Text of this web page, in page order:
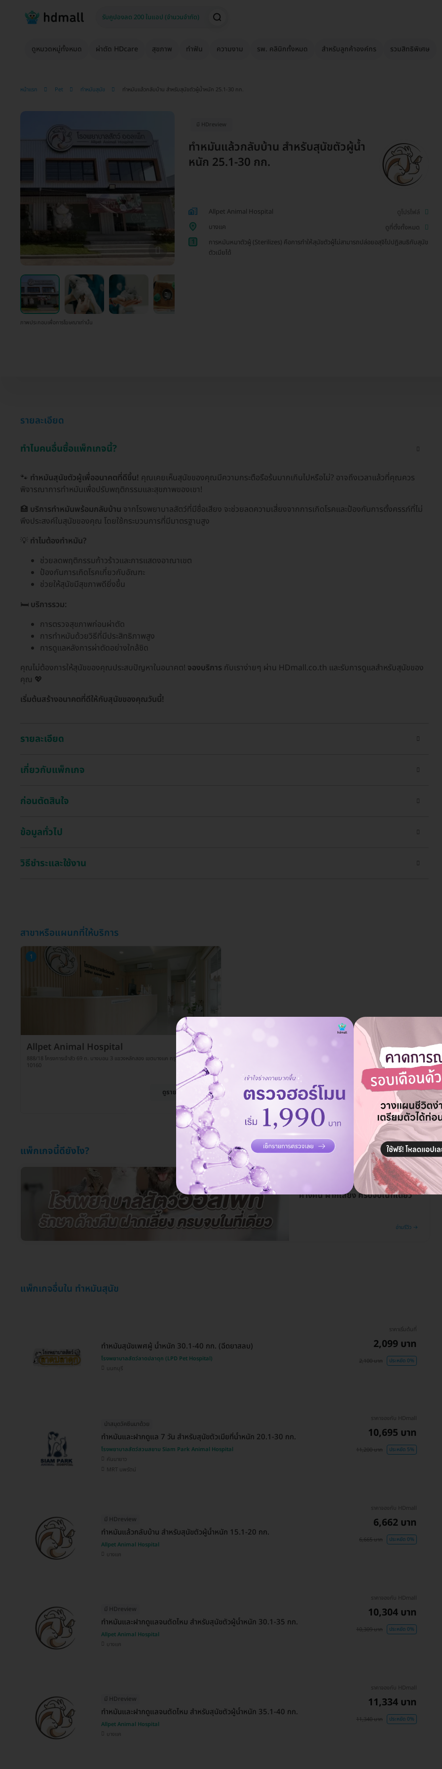
ดูหมวดหมู่ทั้งหมด ผ่าตัด HDcare สุขภาพ ทำฟัน ความงาม รพ. คลินิกทั้งหมด สำหรับลูกค้าองค์กร รวมสิทธิพิเศษ
หน้าแรก Pet ทำหมันสุนัข ทำหมันแล้วกลับบ้าน สำหรับสุนัขตัวผู้น้ำหนัก 25.1-30 กก.
ภาพประกอบเพื่อการโฆษณาเท่านั้น
มี HDreview
ทำหมันแล้วกลับบ้าน สำหรับสุนัขตัวผู้น้ำ
หนัก 25.1-30 กก.
Allpet Animal Hospital
ดูโปรไฟล์
บางแค
ดูที่ตั้งทั้งหมด
1
การหมันหมาตัวผู้ (Sterilizes) คือการทำให้สุนัขตัวผู้ไม่สามารถปล่อยอสุจิไปปฏิสนธิกับสุนัข
ตัวเมียได้
รายละเอียด
ทำไมคนอื่นซื้อแพ็กเกจนี้?
🐾 ทำหมันสุนัขตัวผู้เพื่ออนาคตที่ดีขึ้น! คุณเคยเห็นสุนัขของคุณมีความกระตือรือร้นมากเกินไปหรือไม่? อาจถึงเวลาแล้วที่คุณควร
พิจารณาการทำหมันเพื่อปรับพฤติกรรมและสุขภาพของเขา!
🏥 บริการทำหมันพร้อมกลับบ้าน จากโรงพยาบาลสัตว์ที่มีชื่อเสียง จะช่วยลดความเสี่ยงจากการเกิดโรคและป้องกันการตั้งครรภ์ที่ไม่
พึงประสงค์ในสุนัขของคุณ โดยใช้กระบวนการที่มีมาตรฐานสูง
💡 ทำไมต้องทำหมัน?
ช่วยลดพฤติกรรมก้าวร้าวและการแสดงอาณาเขต
ป้องกันการเกิดโรคเกี่ยวกับอัณฑะ
ช่วยให้สุนัขมีสุขภาพดียิ่งขึ้น
🛏️ บริการรวม:
การตรวจสุขภาพก่อนผ่าตัด
การทำหมันด้วยวิธีที่มีประสิทธิภาพสูง
การดูแลหลังการผ่าตัดอย่างใกล้ชิด
คุณไม่ต้องการให้สุนัขของคุณประสบปัญหาในอนาคต! จองบริการ กับเราง่ายๆ ผ่าน HDmall.co.th และรับการดูแลสำหรับสุนัขของ
คุณ 💖
เริ่มต้นสร้างอนาคตที่ดีให้กับสุนัขของคุณวันนี้!
รายละเอียด
เกี่ยวกับแพ็กเกจ
ก่อนตัดสินใจ
ข้อมูลทั่วไป
วิธีชำระและใช้งาน
สาขาหรือแผนกที่ให้บริการ
1
Allpet Animal Hospital
888/18 โครงการเจ้าสัว 69 ถ. บางบอน 3 แขวงหลักสอง เขตบางแค กรุงเทพมหานคร
10160
ดูรายละเอียด
แพ็กเกจนี้ดียังไง?
รีวิว โรงพยาบาลสัตว์ออลเพ็ท รักษา
ค้างคืน ฝากเลี้ยง ครบจบในที่เดียว
อ่านรีวิว →
แพ็กเกจอื่นใน ทำหมันสุนัข
ทำหมันสุนัขเพศผู้ น้ำหนัก 30.1-40 กก. (ฉีดยาสลบ)
โรงพยาบาลสัตว์ลาดปลาดุก (LPD Pet Hospital)
นนทบุรี
ราคาเริ่มต้นที่
2,099 บาท
2,100 บาท ประหยัด 0%
นำสมุดวัคซีนมาด้วย
ทำหมันและฝากดูแล 7 วัน สำหรับสุนัขตัวเมียที่น้ำหนัก 20.1-30 กก.
โรงพยาบาลสัตว์สวนสยาม Siam Park Animal Hospital
คันนายาว
MRT นพรัตน์
ราคาจองกับ HDmall
10,695 บาท
11,200 บาท ประหยัด 5%
มี HDreview
ทำหมันแล้วกลับบ้าน สำหรับสุนัขตัวผู้น้ำหนัก 15.1-20 กก.
Allpet Animal Hospital
บางแค
ราคาจองกับ HDmall
6,662 บาท
6,665 บาท ประหยัด 0%
มี HDreview
ทำหมันและฝากดูแลจนตัดไหม สำหรับสุนัขตัวผู้น้ำหนัก 30.1-35 กก.
Allpet Animal Hospital
บางแค
ราคาจองกับ HDmall
10,304 บาท
10,309 บาท ประหยัด 0%
มี HDreview
ทำหมันและฝากดูแลจนตัดไหม สำหรับสุนัขตัวผู้น้ำหนัก 35.1-40 กก.
Allpet Animal Hospital
บางแค
ราคาจองกับ HDmall
11,334 บาท
11,340 บาท ประหยัด 0%